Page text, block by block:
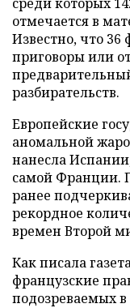
отмечается в
Известно, что
приговоры или
разбирательств.
Европейские
аномальной
нанесла
самой Франции.
ранее
рекордное
времен Второй
Как писала
французские
подозреваемых в